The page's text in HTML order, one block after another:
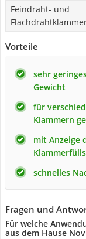
Feindraht- und
Vorteile
sehr
Gewicht
für
Klammern
mit Anzeige
schnelles
Fragen und
Für welche
aus dem Hause